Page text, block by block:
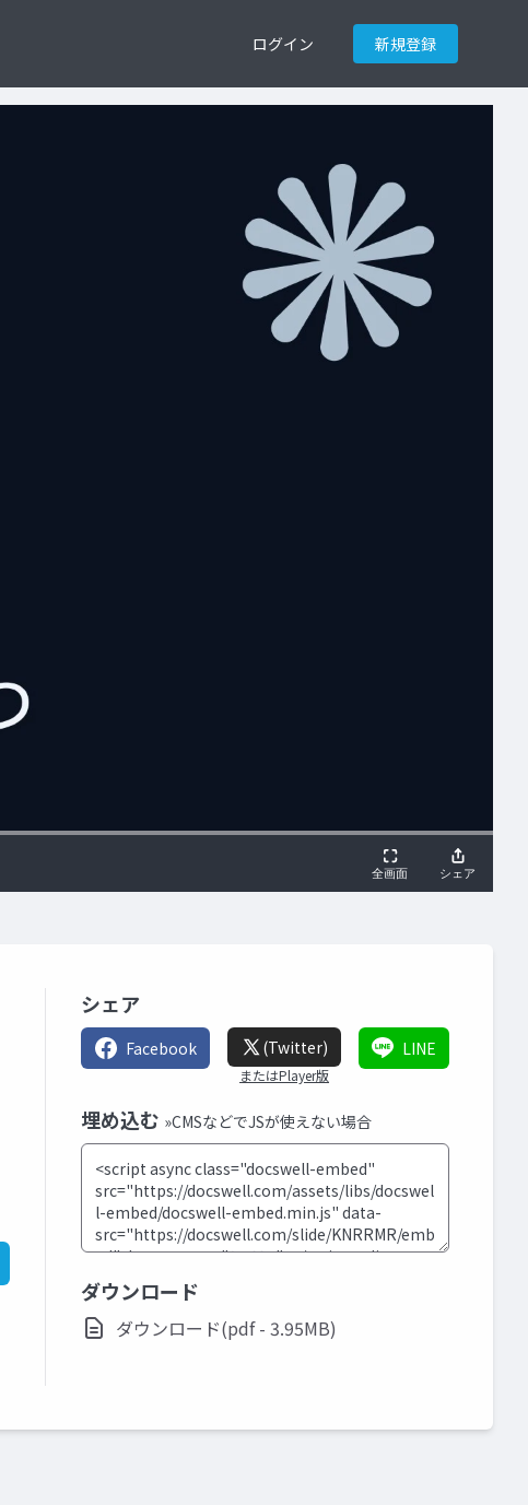
ログイン 新規登録
シェア
Facebook (Twitter)
またはPlayer版
LINE
埋め込む »CMSなどでJSが使えない場合
ダウンロード
ダウンロード(pdf - 3.95MB)